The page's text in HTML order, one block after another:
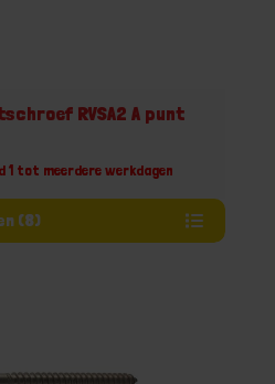
RVSA2 A punt
1 tot meerdere werkdagen
Varianten weergeven (8)